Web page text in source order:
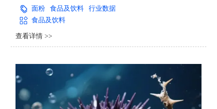
展现状与未来市场趋势。并从生产与消费两个角度来分析面粉
市场的主要生产地区、主要消费地区以及主要的生产商。
面粉 食品及饮料
行业数据
食品及饮料
查看详情 >>